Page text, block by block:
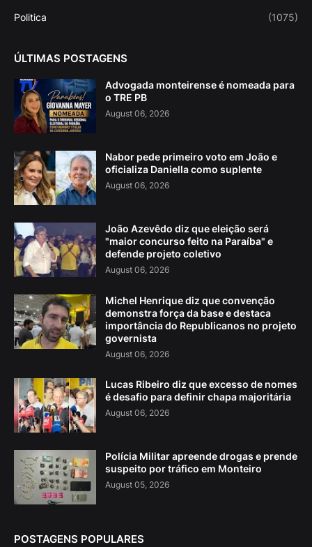
Politica (1075)
ÚLTIMAS POSTAGENS
Advogada monteirense é nomeada para
o TRE PB
August 06, 2026
Nabor pede primeiro voto em João e
oficializa Daniella como suplente
August 06, 2026
João Azevêdo diz que eleição será
"maior concurso feito na Paraíba" e
defende projeto coletivo
August 06, 2026
Michel Henrique diz que convenção
demonstra força da base e destaca
importância do Republicanos no projeto
governista
August 06, 2026
Lucas Ribeiro diz que excesso de nomes
é desafio para definir chapa majoritária
August 06, 2026
Polícia Militar apreende drogas e prende
suspeito por tráfico em Monteiro
August 05, 2026
POSTAGENS POPULARES